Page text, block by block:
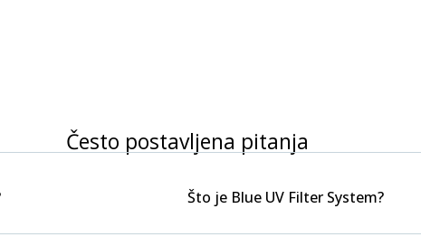
Često postavljena pitanja
Što je Blue UV Filter System?